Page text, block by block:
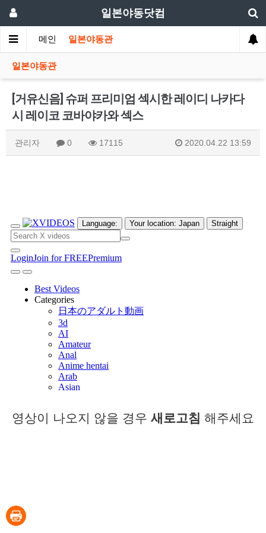
일본야동닷컴
메인 일본야동관
일본야동관
[거유신음] 슈퍼 프리미엄 섹시한 레이디 나카다
시 레이코 코바야카와 섹스
관리자 0 17115 2020.04.22 13:59
영상이 나오지 않을 경우 새로고침 해주세요